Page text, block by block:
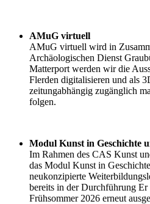
AMuG virtuell
AMuG virtuell wird in
Archäologischen Dienst
Matterport werden wir die
Flerden digitalisieren und als
zeitungabhängig zugänglich
folgen.
Modul Kunst in Geschichte
Im Rahmen des CAS Kunst
das Modul Kunst in
neukonzipierte
bereits in der Durchführung
Frühsommer 2026 erneut